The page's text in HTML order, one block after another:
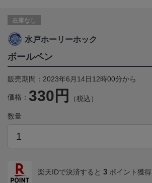
在庫なし
水戸ホーリーホック
ボールペン
販売期間：2023年6月14日12時00分から
価格： 330円 （税込）
数量
楽天IDで決済すると 3 ポイント獲得